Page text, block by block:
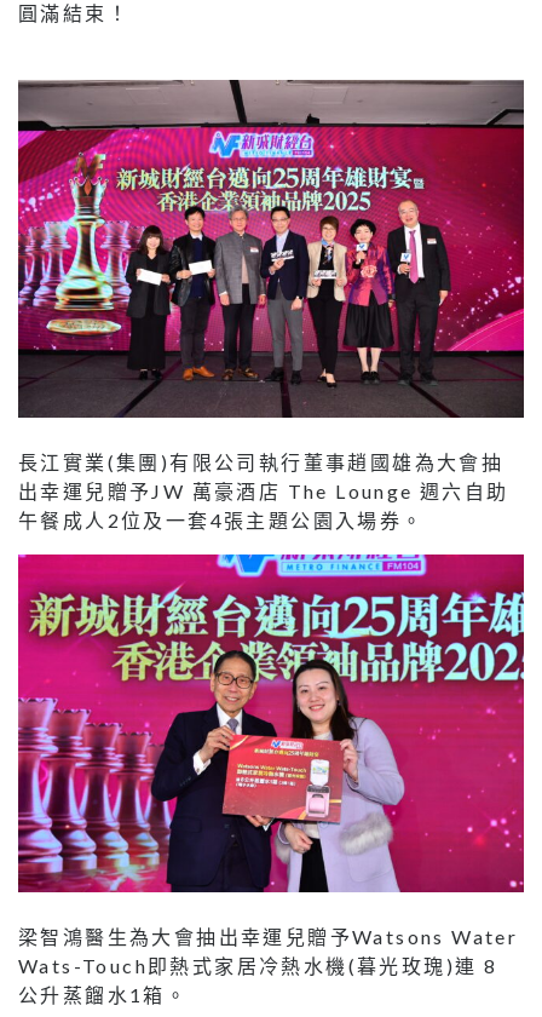
圓滿結束！
長江實業(集團)有限公司執行董事趙國雄為大會抽
出幸運兒贈予JW 萬豪酒店 The Lounge 週六自助
午餐成人2位及一套4張主題公園入場券。
梁智鴻醫生為大會抽出幸運兒贈予Watsons Water
Wats-Touch即熱式家居冷熱水機(暮光玫瑰)連 8
公升蒸餾水1箱。